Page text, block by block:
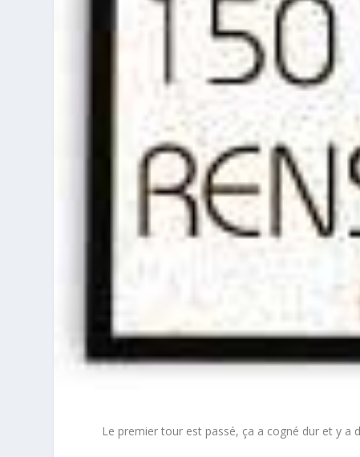
Le premier tour est passé, ça a cogné dur et y